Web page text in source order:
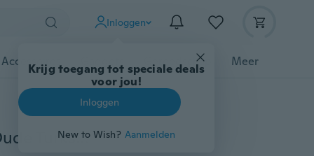
Inloggen
Krijg toegang tot speciale deals
voor jou!
Inloggen
New to Wish? Aanmelden
Gereedschap Meer
Nieuwe Chaine Cheville Femme Voet Ketting Gypsy Oude Turkse Munt Zilveren Enkelband Enkelband Strand Voet Sieraden Bijou Been Chain